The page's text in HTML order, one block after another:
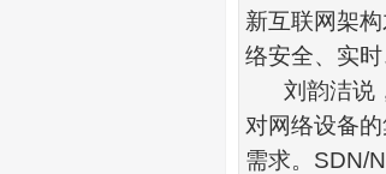
新互联网架
络安全、实
刘韵洁说
对网络设备
需求。 SDN/